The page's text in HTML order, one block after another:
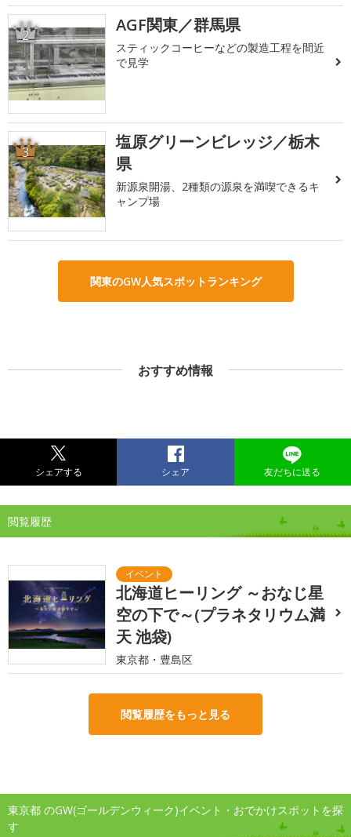
2 AGF関東／群馬県
スティックコーヒーなどの製造工程を間近
で見学
3
塩原グリーンビレッジ／栃木
県
新源泉開湯、2種類の源泉を満喫できるキ
ャンプ場
関東のGW人気スポットランキング
おすすめ情報
シェアする シェア 友だちに送る
閲覧履歴
北海道ヒーリング ～おなじ星
空の下で～(プラネタリウム満
天 池袋)
東京都・豊島区
閲覧履歴をもっと見る
東京都 のGW(ゴールデンウィーク)イベント・おでかけスポットを探
す